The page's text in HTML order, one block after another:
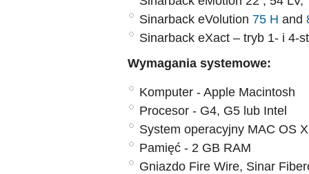
Sinarback eVolution 75 H and
Sinarback eXact – tryb 1- i 4-
Wymagania systemowe:
Komputer - Apple Macintosh
Procesor - G4, G5 lub Intel
System operacyjny MAC OS
Pamięć - 2 GB RAM
Gniazdo Fire Wire, Sinar